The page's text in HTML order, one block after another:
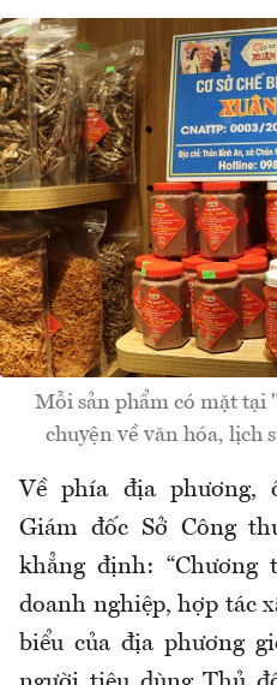
Mỗi sản phẩm có mặt tại
chuyện về văn hóa, lịch
Về phía địa phương,
Giám đốc Sở Công
khẳng định:
doanh nghiệp, hợp tác
biểu của địa phương